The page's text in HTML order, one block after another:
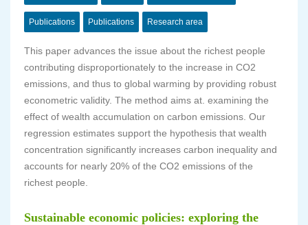
Publications Publications Research area
This paper advances the issue about the richest people
contributing disproportionately to the increase in CO2
emissions, and thus to global warming by providing robust
econometric validity. The method aims at. examining the
effect of wealth accumulation on carbon emissions. Our
regression estimates support the hypothesis that wealth
concentration significantly increases carbon inequality and
accounts for nearly 20% of the CO2 emissions of the
richest people.
Sustainable economic policies: exploring the